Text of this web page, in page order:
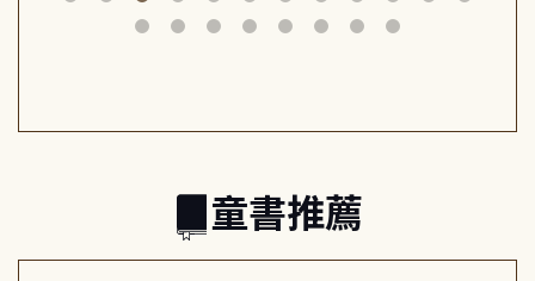
筆下的現代馬雅
節奏 22個行動練
童書推薦